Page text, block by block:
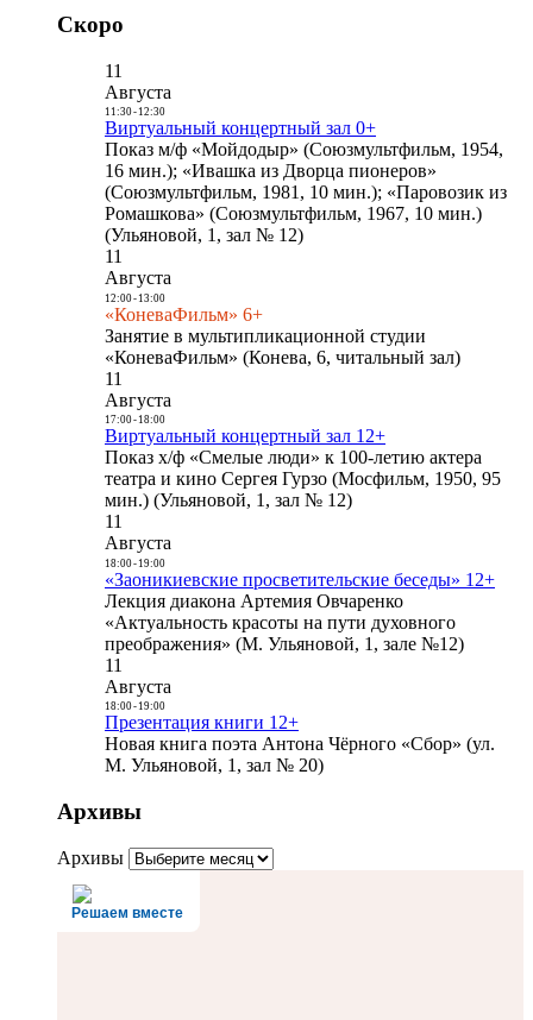
Скоро
11
Августа
11:30- 12:30
Виртуальный концертный зал 0+
Показ м/ф «Мойдодыр» (Союзмультфильм, 1954,
16 мин.); «Ивашка из Дворца пионеров»
(Союзмультфильм, 1981, 10 мин.); «Паровозик из
Ромашкова» (Союзмультфильм, 1967, 10 мин.)
(Ульяновой, 1, зал № 12)
11
Августа
12:00- 13:00
«КоневаФильм» 6+
Занятие в мультипликационной студии
«КоневаФильм» (Конева, 6, читальный зал)
11
Августа
17:00- 18:00
Виртуальный концертный зал 12+
Показ х/ф «Смелые люди» к 100-летию актера
театра и кино Сергея Гурзо (Мосфильм, 1950, 95
мин.) (Ульяновой, 1, зал № 12)
11
Августа
18:00- 19:00
«Заоникиевские просветительские беседы» 12+
Лекция диакона Артемия Овчаренко
«Актуальность красоты на пути духовного
преображения» (М. Ульяновой, 1, зале №12)
11
Августа
18:00- 19:00
Презентация книги 12+
Новая книга поэта Антона Чёрного «Сбор» (ул.
М. Ульяновой, 1, зал № 20)
Архивы
Архивы
Решаем вместе